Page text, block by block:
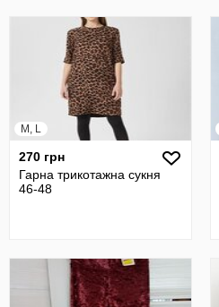
M, L
270 грн
Гарна трикотажна сукня
46-48